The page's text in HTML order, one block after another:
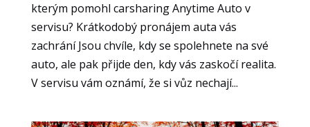
kterým pomohl carsharing Anytime Auto v
servisu? Krátkodobý pronájem auta vás
zachrání Jsou chvíle, kdy se spolehnete na své
auto, ale pak přijde den, kdy vás zaskočí realita.
V servisu vám oznámí, že si vůz nechají...